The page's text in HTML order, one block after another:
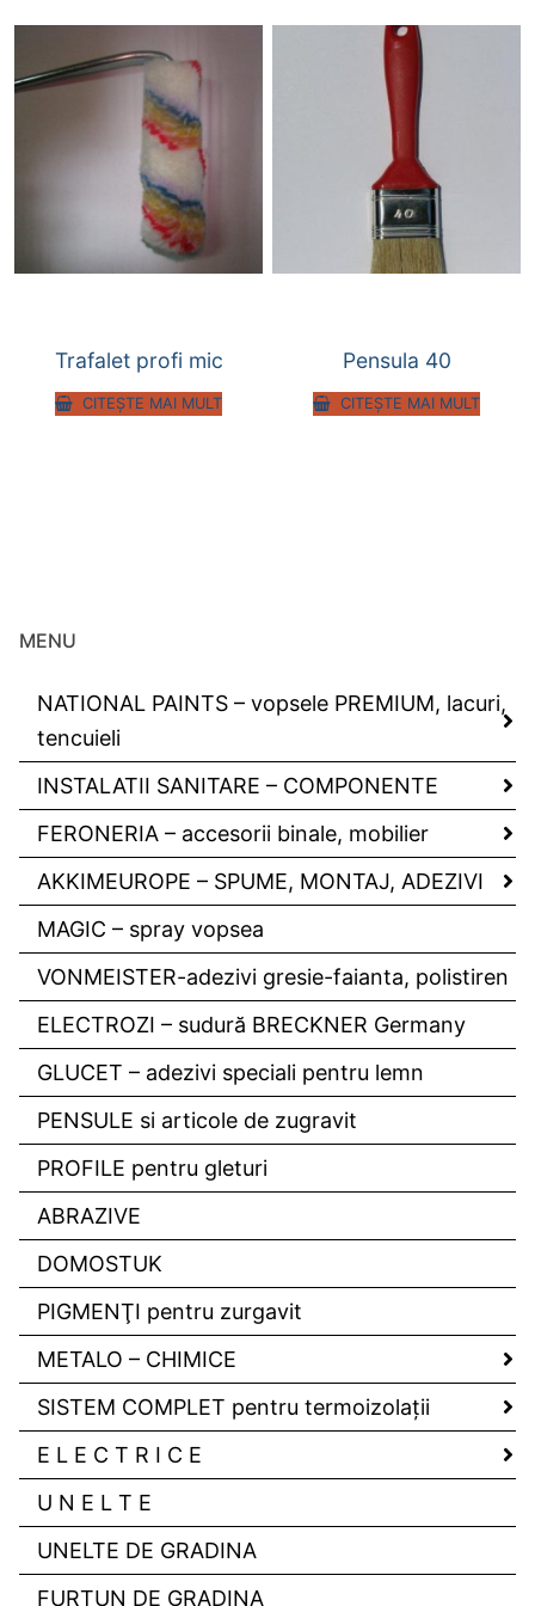
Trafalet profi mic
CITEȘTE MAI MULT
Pensula 40
CITEȘTE MAI MULT
MENU
NATIONAL PAINTS – vopsele PREMIUM, lacuri,
tencuieli
INSTALATII SANITARE – COMPONENTE
FERONERIA – accesorii binale, mobilier
AKKIMEUROPE – SPUME, MONTAJ, ADEZIVI
MAGIC – spray vopsea
VONMEISTER-adezivi gresie-faianta, polistiren
ELECTROZI – sudură BRECKNER Germany
GLUCET – adezivi speciali pentru lemn
PENSULE si articole de zugravit
PROFILE pentru gleturi
ABRAZIVE
DOMOSTUK
PIGMENŢI pentru zurgavit
METALO – CHIMICE
SISTEM COMPLET pentru termoizolaţii
E L E C T R I C E
U N E L T E
UNELTE DE GRADINA
FURTUN DE GRADINA